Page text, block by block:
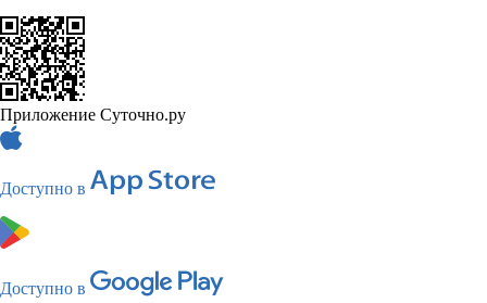
Приложение Суточно.ру
Доступно в
Доступно в